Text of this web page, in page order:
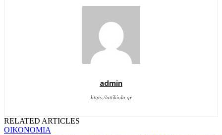
admin
https://attikiola.gr
RELATED ARTICLES
ΟΙΚΟΝΟΜΙΑ